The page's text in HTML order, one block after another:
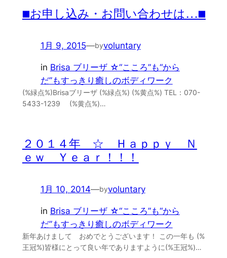
■お申し込み・お問い合わせは…■
1月 9, 2015—byvoluntary
in Brisa ブリーザ ☆“こころ”も“から
だ”もすっきり癒しのボディワーク
(%緑点%)Brisaブリーザ (%緑点%) (%黄点%) TEL：070-
5433-1239 (%黄点%)…
２０１４年 ☆ Ｈａｐｐｙ Ｎ
ｅｗ Ｙｅａｒ！！！
1月 10, 2014—byvoluntary
in Brisa ブリーザ ☆“こころ”も“から
だ”もすっきり癒しのボディワーク
新年あけまして おめでとうございます！ この一年も (%
王冠%)皆様にとって良い年でありますように(%王冠%)…